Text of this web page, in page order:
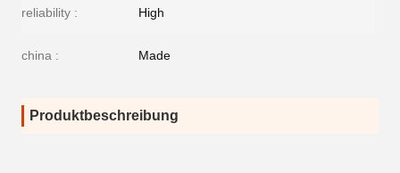
reliability : High
china : Made
Produktbeschreibung